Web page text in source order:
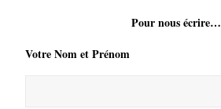
Pour nous écrire…
Votre Nom et Prénom